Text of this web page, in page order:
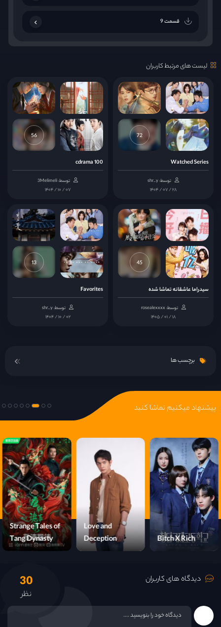
قسمت 9
قسمت 10
قسمت 12
قسمت 13
قسمت 15
لیست های مرتبط کاربران
72
Watched Series
توسط: shr_y
۱۴۰۴ / ۰۷ / ۲۸
56
100 cdrama
توسط: 3Melimeli
۱۴۰۴ / ۱۰ / ۰۷
45
سیدراما عاشقانه تماشا شده
توسط: rosealexxxx
۱۴۰۵ / ۰۱ / ۱۸
13
Favorites
توسط: shr_y
۱۴۰۴ / ۱۰ / ۰۲
برچسب ها
پیشنهاد میکنیم تماشا کنید
Bitch X Rich
Love and
Deception
Strange Tales of
Tang Dynasty
دیدگاه های کاربران 30
نظر